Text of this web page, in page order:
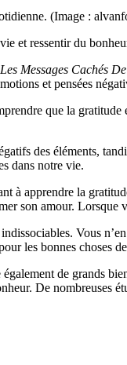
(Image :
et ressentir du
Les Messages Cachés
et pensées
que la
des éléments,
dans notre vie.
à apprendre la
son amour. Lorsque
Vous
les bonnes choses
de grands
De nombreuses